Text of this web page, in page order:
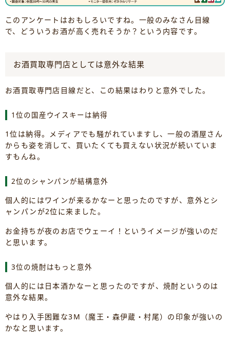
このアンケートはおもしろいですね。一般のみなさん目線
で、どういうお酒が高く売れそうか？という内容です。
お酒買取専門店としては意外な結果
お酒買取専門店目線だと、この結果はわりと意外でした。
1位の国産ウイスキーは納得
1位は納得。メディアでも騒がれていますし、一般の酒屋さん
からも姿を消して、買いたくても買えない状況が続いていま
すもんね。
2位のシャンパンが結構意外
個人的にはワインが来るかなーと思ったのですが、意外とシ
ャンパンが2位に来ました。
お金持ちが夜のお店でウェーイ！というイメージが強いのだ
と思います。
3位の焼酎はもっと意外
個人的には日本酒かなーと思ったのですが、焼酎というのは
意外な結果。
やはり入手困難な3M（魔王・森伊蔵・村尾）の印象が強いの
かなと思います。